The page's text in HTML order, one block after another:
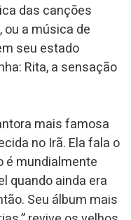
das canções
ou a música de
seu estado
Rita, a sensação
mais famosa
no Irã. Ela fala o
é mundialmente
quando ainda era
Seu álbum mais